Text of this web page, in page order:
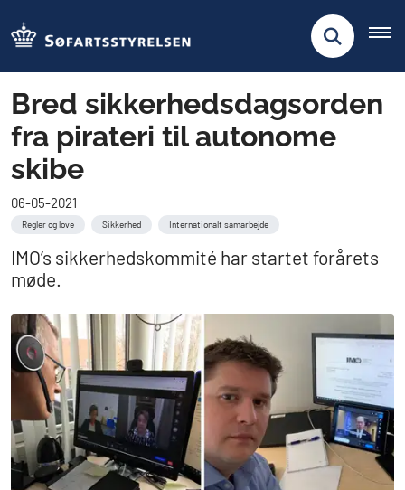
Bred sikkerhedsdagsorden
fra pirateri til autonome
skibe
06-05-2021
Regler og love Sikkerhed Internationalt samarbejde
IMO’s sikkerhedskommité har startet forårets
møde.